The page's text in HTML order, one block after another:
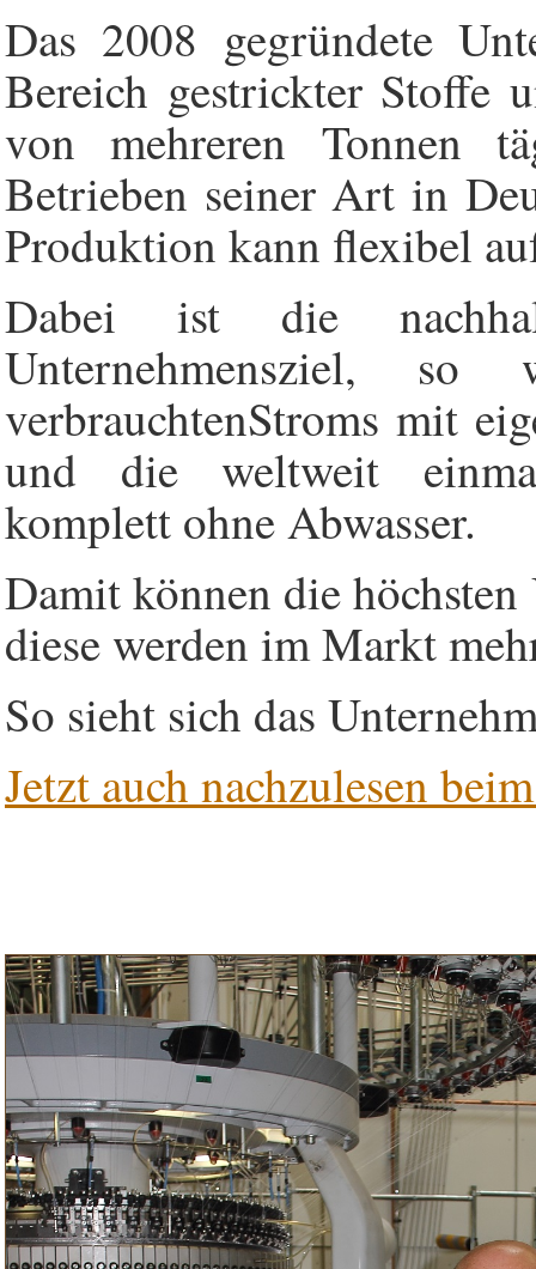
Das 2008 gegründete
Bereich gestrickter Stoffe
von mehreren Tonnen
Betrieben seiner Art in
Produktion kann flexibel
Dabei ist die
Unternehmensziel,
verbrauchtenStroms mit
und die weltweit
komplett ohne Abwasser.
Damit können die
diese werden im Markt
So sieht sich das
Jetzt auch nachzulesen